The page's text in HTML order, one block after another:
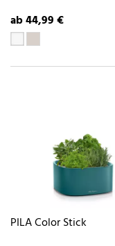
ab 44,99 €
PILA Color Stick